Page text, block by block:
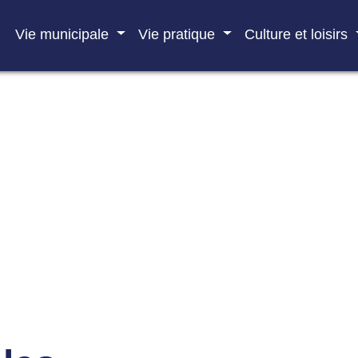
Vie municipale Vie pratique Culture et loisirs